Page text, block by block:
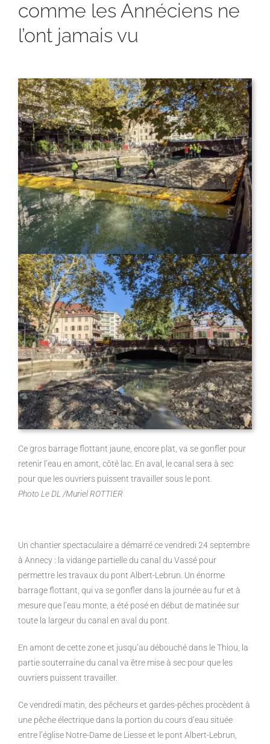
comme les Annéciens ne
l’ont jamais vu
Ce gros barrage flottant jaune, encore plat, va se gonfler pour
retenir l’eau en amont, côté lac. En aval, le canal sera à sec
pour que les ouvriers puissent travailler sous le pont.
Photo Le DL /Muriel ROTTIER
Un chantier spectaculaire a démarré ce vendredi 24 septembre
à Annecy : la vidange partielle du canal du Vassé pour
permettre les travaux du pont Albert-Lebrun. Un énorme
barrage flottant, qui va se gonfler dans la journée au fur et à
mesure que l’eau monte, a été posé en début de matinée sur
toute la largeur du canal en aval du pont.
En amont de cette zone et jusqu’au débouché dans le Thiou, la
partie souterraine du canal va être mise à sec pour que les
ouvriers puissent travailler.
Ce vendredi matin, des pêcheurs et gardes-pêches procèdent à
une pêcheélectrique dans la portion du cours d’eau située
entre l’église Notre-Dame de Liesse et le pont Albert-Lebrun,